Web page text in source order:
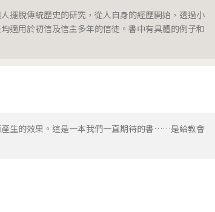
擺脫傳統歷史的研究，從人自身的經歷開始，透過小
適用於初信及信主多年的信徒。書中有具體的例子和
生的效果。這是一本我們一直期待的書……是給教會